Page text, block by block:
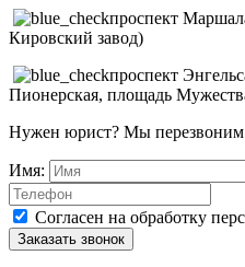
проспект
Кировский завод)
проспект
Пионерская, площадь
Нужен юрист? Мы
Имя:
Согласен на обработку
Заказать звонок